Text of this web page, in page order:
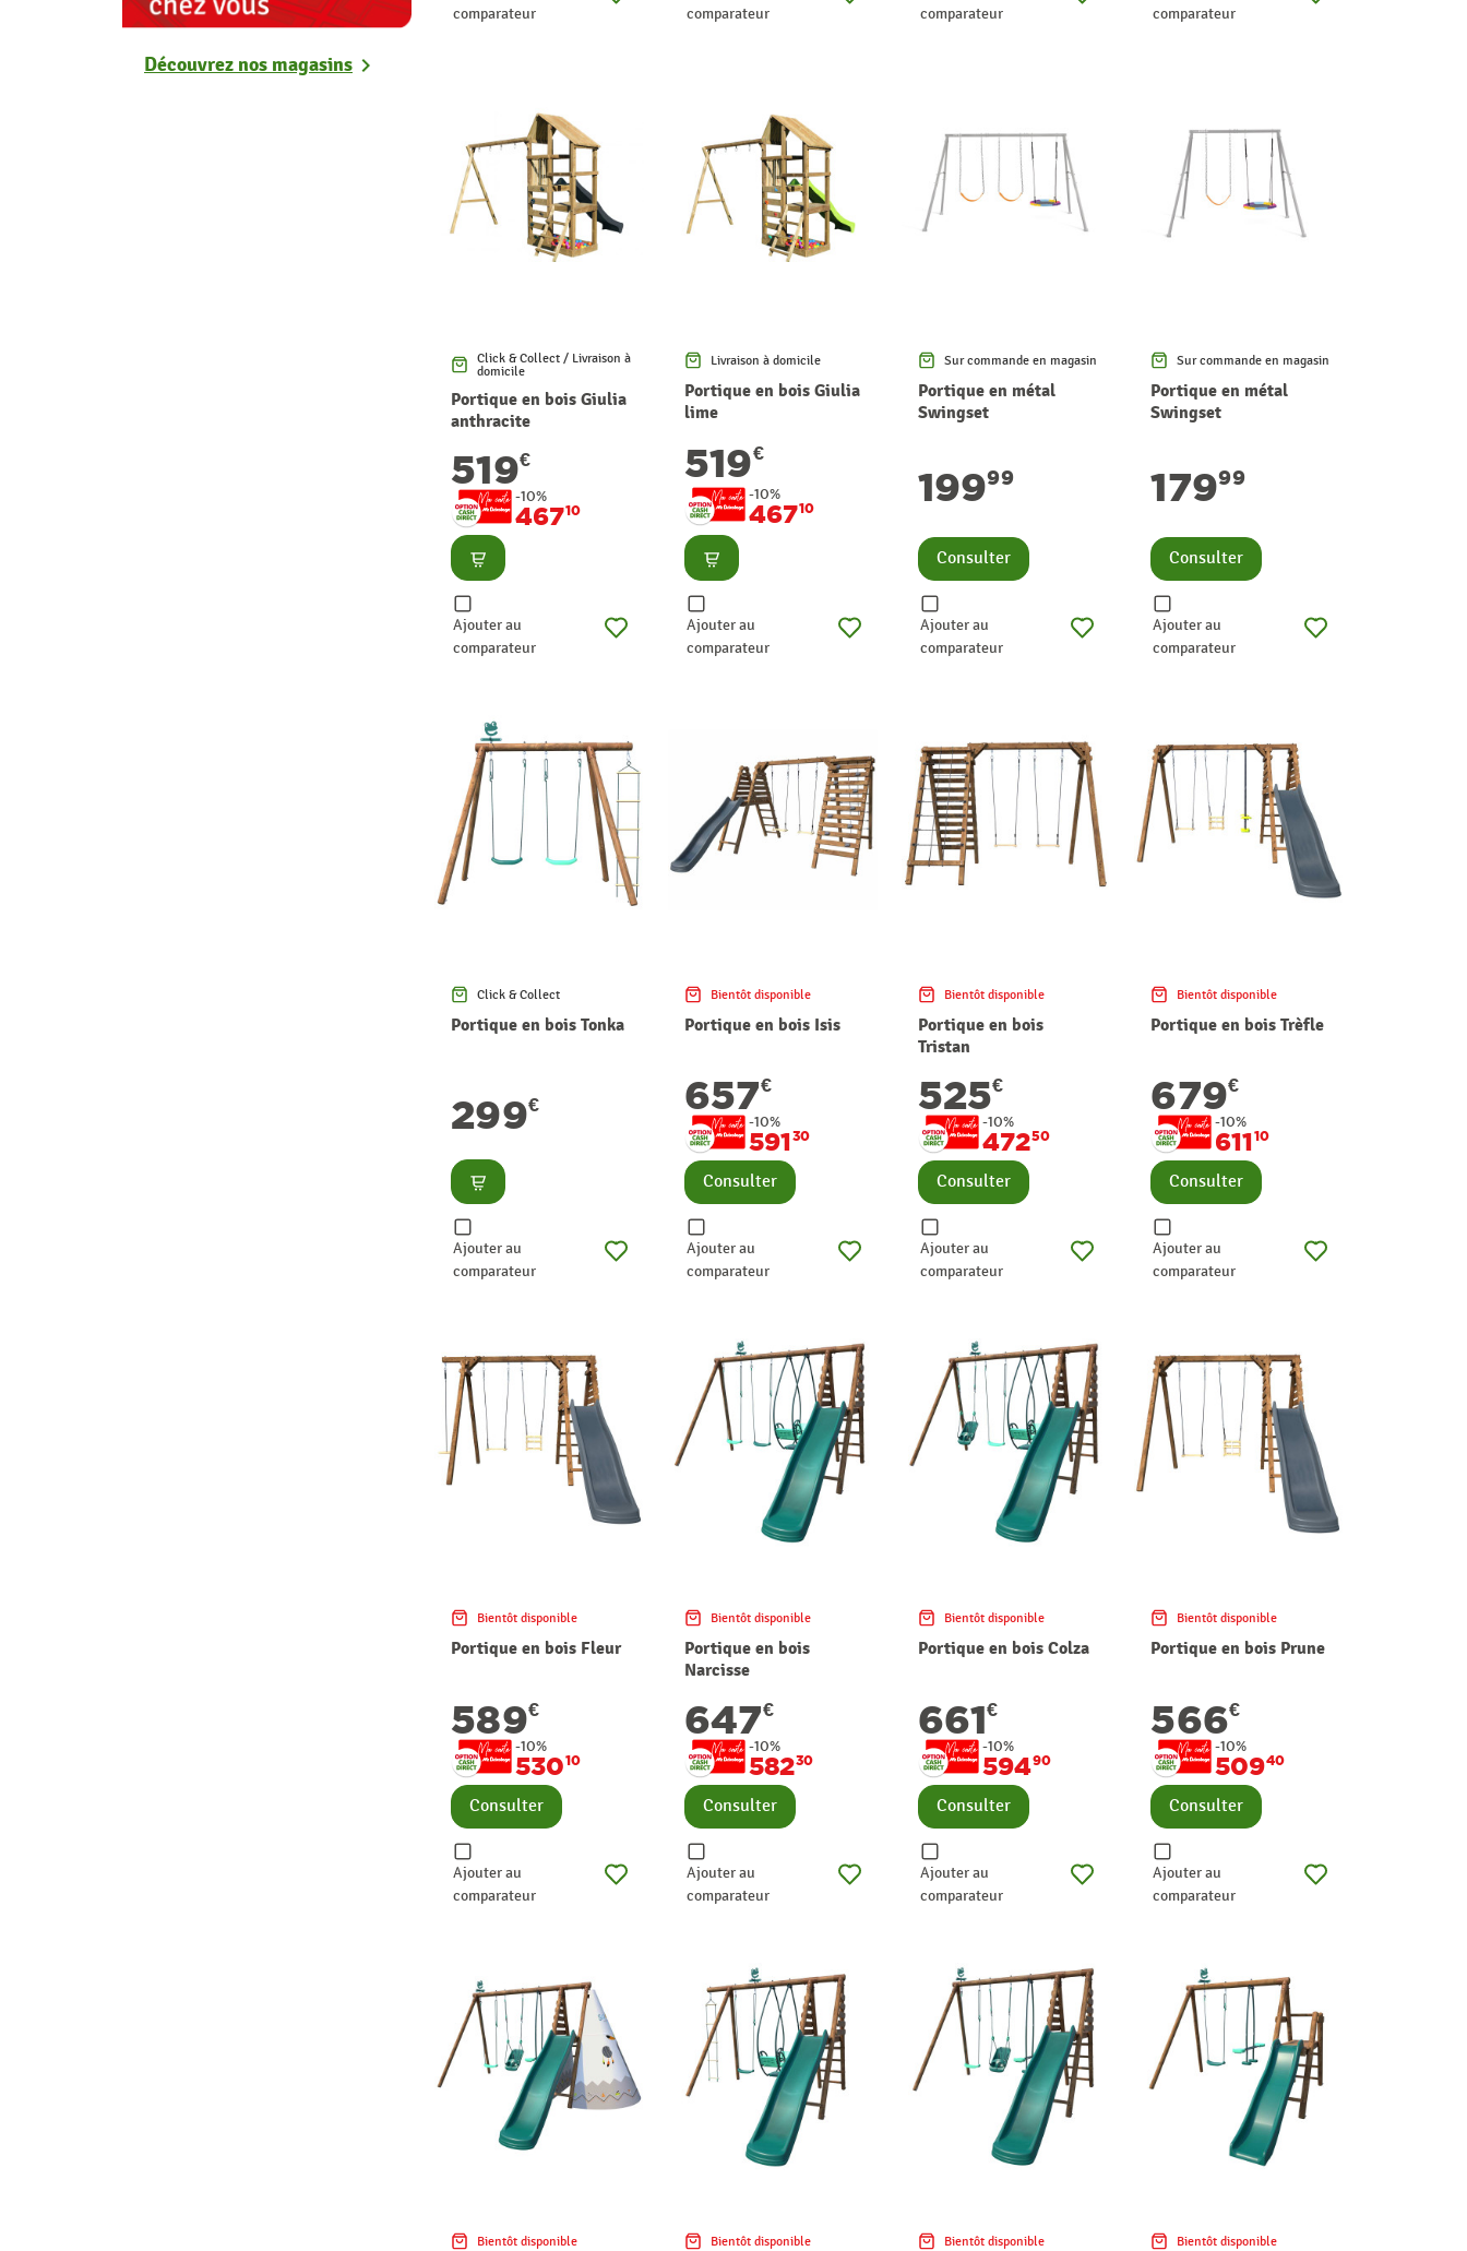
Découvrez nos magasins chevron_right
comparateur
comparateur
comparateur
comparateur
Click & Collect / Livraison à
domicile
Portique en bois Giulia
anthracite
519€
-10%
46710
Consulter
Ajouter au
comparateur
Livraison à domicile
Portique en bois Giulia
lime
519€
-10%
46710
Consulter
Ajouter au
comparateur
Sur commande en magasin
Portique en métal
Swingset
19999
Consulter
Ajouter au
comparateur
Sur commande en magasin
Portique en métal
Swingset
17999
Consulter
Ajouter au
comparateur
Click & Collect
Portique en bois Tonka
299€
Consulter
Ajouter au
comparateur
Bientôt disponible
Portique en bois Isis
657€
-10%
59130
Consulter
Ajouter au
comparateur
Bientôt disponible
Portique en bois
Tristan
525€
-10%
47250
Consulter
Ajouter au
comparateur
Bientôt disponible
Portique en bois Trèfle
679€
-10%
61110
Consulter
Ajouter au
comparateur
Bientôt disponible
Portique en bois Fleur
589€
-10%
53010
Consulter
Ajouter au
comparateur
Bientôt disponible
Portique en bois
Narcisse
647€
-10%
58230
Consulter
Ajouter au
comparateur
Bientôt disponible
Portique en bois Colza
661€
-10%
59490
Consulter
Ajouter au
comparateur
Bientôt disponible
Portique en bois Prune
566€
-10%
50940
Consulter
Ajouter au
comparateur
Bientôt disponible Bientôt disponible Bientôt disponible Bientôt disponible